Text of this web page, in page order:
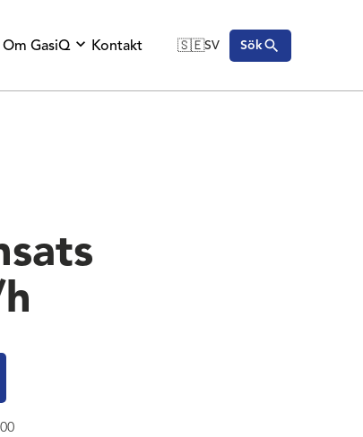
Om GasiQ Kontakt 🇸🇪SV Sök